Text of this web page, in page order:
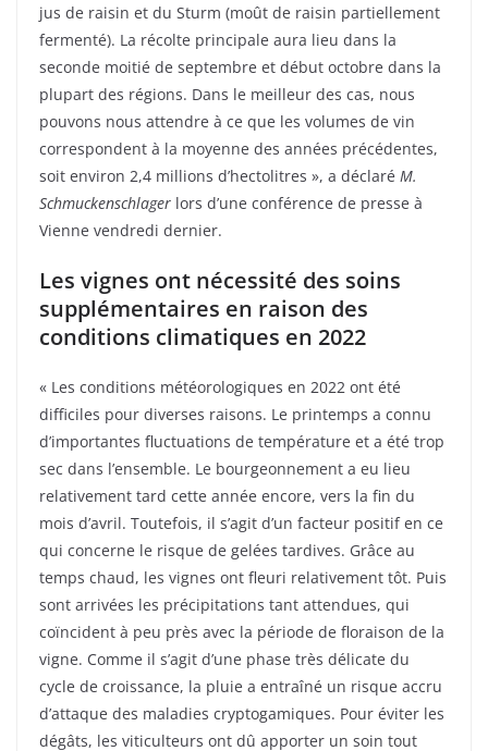
jus de raisin et du Sturm (moût de raisin partiellement
fermenté). La récolte principale aura lieu dans la
seconde moitié de septembre et début octobre dans la
plupart des régions. Dans le meilleur des cas, nous
pouvons nous attendre à ce que les volumes de vin
correspondent à la moyenne des années précédentes,
soit environ 2,4 millions d’hectolitres », a déclaré M.
Schmuckenschlager lors d’une conférence de presse à
Vienne vendredi dernier.
Les vignes ont nécessité des soins
supplémentaires en raison des
conditions climatiques en 2022
« Les conditions météorologiques en 2022 ont été
difficiles pour diverses raisons. Le printemps a connu
d’importantes fluctuations de température et a été trop
sec dans l’ensemble. Le bourgeonnement a eu lieu
relativement tard cette année encore, vers la fin du
mois d’avril. Toutefois, il s’agit d’un facteur positif en ce
qui concerne le risque de gelées tardives. Grâce au
temps chaud, les vignes ont fleuri relativement tôt. Puis
sont arrivées les précipitations tant attendues, qui
coïncident à peu près avec la période de floraison de la
vigne. Comme il s’agit d’une phase très délicate du
cycle de croissance, la pluie a entraîné un risque accru
d’attaque des maladies cryptogamiques. Pour éviter les
dégâts, les viticulteurs ont dû apporter un soin tout